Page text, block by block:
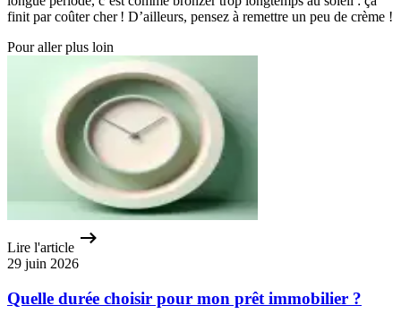
finit par coûter cher ! D’ailleurs, pensez à remettre un peu de crème !
Pour aller plus loin
Lire l'article
29 juin 2026
Quelle durée choisir pour mon prêt immobilier ?